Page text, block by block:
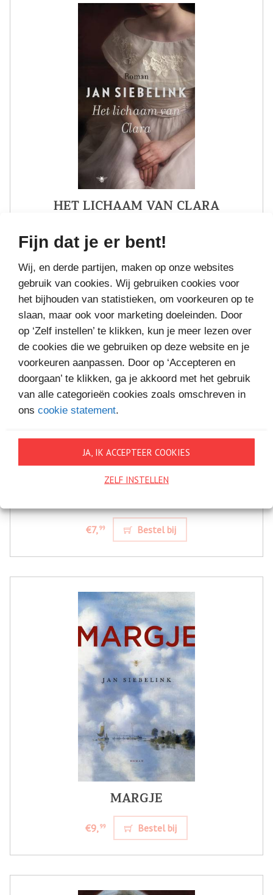
Fijn dat je er bent!
Wij, en derde partijen, maken op onze websites
gebruik van cookies. Wij gebruiken cookies voor
het bijhouden van statistieken, om voorkeuren op te
slaan, maar ook voor marketing doeleinden. Door
op ‘Zelf instellen’ te klikken, kun je meer lezen over
de cookies die we gebruiken op deze website en je
voorkeuren aanpassen. Door op ‘Accepteren en
doorgaan’ te klikken, ga je akkoord met het gebruik
van alle categorieën cookies zoals omschreven in
ons cookie statement.
JA, IK ACCEPTEER COOKIES
ZELF INSTELLEN
HET LICHAAM VAN CLARA
€9, Bestel bij
€7,99 Bestel bij
MARGJE
€9,99 Bestel bij